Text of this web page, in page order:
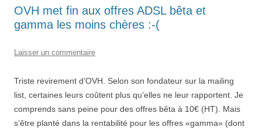
OVH met fin aux offres ADSL bêta et
gamma les moins chères :-(
Laisser un commentaire
Triste revirement d’OVH. Selon son fondateur sur la mailing
list, certaines leurs coûtent plus qu’elles ne leur rapportent. Je
comprends sans peine pour des offres bêta à 10€ (HT). Mais
s’être planté dans la rentabilité pour les offres «gamma» (dont